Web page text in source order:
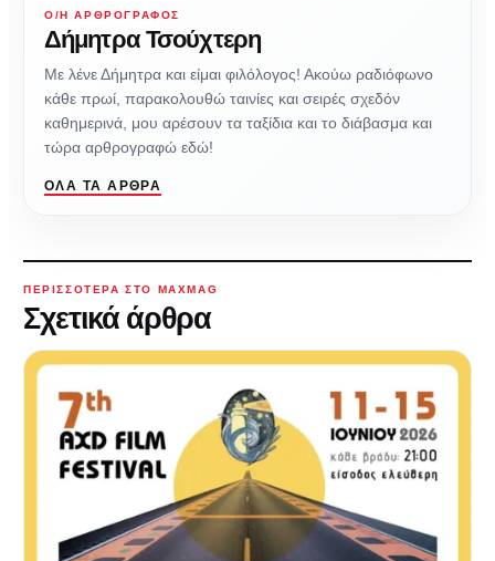
Ο/Η ΑΡΘΡΟΓΡΆΦΟΣ
Δήμητρα Τσούχτερη
Με λένε Δήμητρα και είμαι φιλόλογος! Ακούω ραδιόφωνο
κάθε πρωί, παρακολουθώ ταινίες και σειρές σχεδόν
καθημερινά, μου αρέσουν τα ταξίδια και το διάβασμα και
τώρα αρθρογραφώ εδώ!
ΌΛΑ ΤΑ ΆΡΘΡΑ
ΠΕΡΙΣΣΌΤΕΡΑ ΣΤΟ MAXMAG
Σχετικά άρθρα